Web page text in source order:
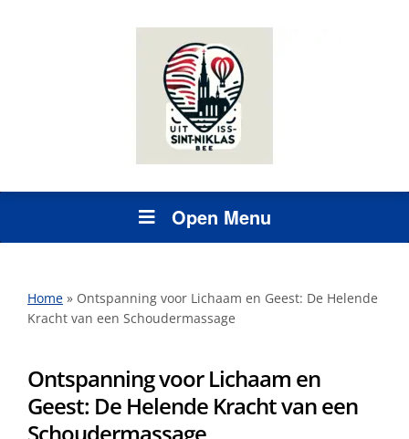
Open Menu
Home » Ontspanning voor Lichaam en Geest: De Helende
Kracht van een Schoudermassage
Ontspanning voor Lichaam en
Geest: De Helende Kracht van een